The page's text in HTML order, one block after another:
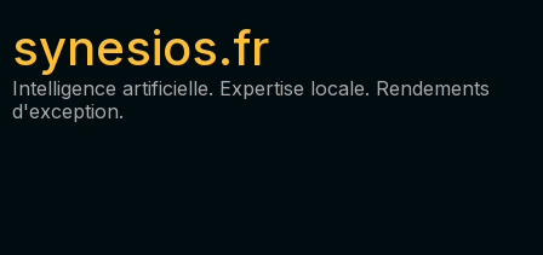
synesios.fr
Intelligence artificielle. Expertise locale. Rendements
d'exception.